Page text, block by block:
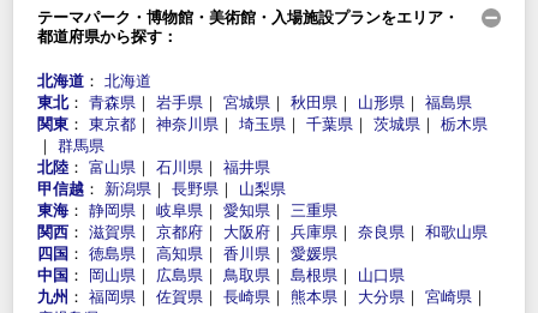
テーマパーク・博物館・美術館・入場施設プランをエリア・
都道府県から探す：
北海道 ： 北海道
東北： 青森県 ｜ 岩手県 ｜ 宮城県 ｜ 秋田県 ｜ 山形県 ｜ 福島県
関東 ： 東京都 ｜ 神奈川県 ｜ 埼玉県 ｜ 千葉県 ｜ 茨城県 ｜ 栃木県
｜ 群馬県
北陸 ： 富山県 ｜ 石川県 ｜ 福井県
甲信越 ： 新潟県 ｜ 長野県 ｜ 山梨県
東海 ： 静岡県 ｜ 岐阜県 ｜ 愛知県 ｜ 三重県
関西 ： 滋賀県 ｜ 京都府 ｜ 大阪府 ｜ 兵庫県 ｜ 奈良県 ｜ 和歌山県
四国 ： 徳島県 ｜ 高知県 ｜ 香川県 ｜ 愛媛県
中国 ： 岡山県 ｜ 広島県 ｜ 鳥取県 ｜ 島根県 ｜ 山口県
九州 ： 福岡県 ｜ 佐賀県 ｜ 長崎県 ｜ 熊本県 ｜ 大分県 ｜ 宮崎県 ｜